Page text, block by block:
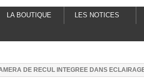
LA BOUTIQUE LES NOTICES
DE RECUL INTEGREE DANS